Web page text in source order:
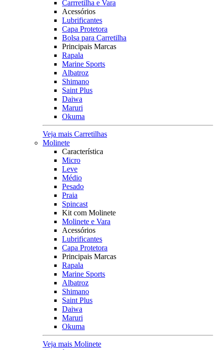
Carrretilha e Vara
Acessórios
Lubrificantes
Capa Protetora
Bolsa para Carretilha
Principais Marcas
Rapala
Marine Sports
Albatroz
Shimano
Saint Plus
Daiwa
Maruri
Okuma
Veja mais Carretilhas
Molinete
Característica
Micro
Leve
Médio
Pesado
Praia
Spincast
Kit com Molinete
Molinete e Vara
Acessórios
Lubrificantes
Capa Protetora
Principais Marcas
Rapala
Marine Sports
Albatroz
Shimano
Saint Plus
Daiwa
Maruri
Okuma
Veja mais Molinete